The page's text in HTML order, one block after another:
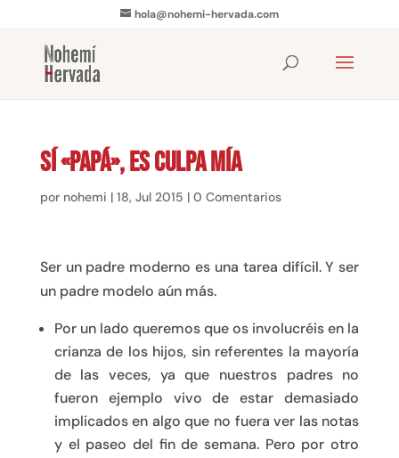
hola@nohemi-hervada.com
Sí «papá», es culpa mía
por nohemi | 18, Jul 2015 | 0 Comentarios
Ser un padre moderno es una tarea difícil. Y ser
un padre modelo aún más.
Por un lado queremos que os involucréis en la
crianza de los hijos, sin referentes la mayoría
de las veces, ya que nuestros padres no
fueron ejemplo vivo de estar demasiado
implicados en algo que no fuera ver las notas
y el paseo del fin de semana. Pero por otro